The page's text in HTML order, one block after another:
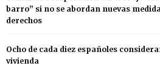
barro” si no se abordan nuevas
derechos
Ocho de cada diez españoles
vivienda